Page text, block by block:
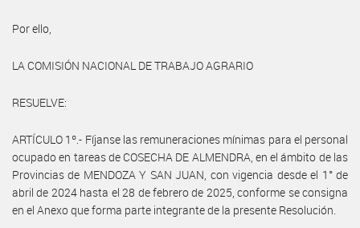
Por ello,
LA COMISIÓN NACIONAL DE TRABAJO AGRARIO
RESUELVE:
ARTÍCULO 1º.- Fíjanse las remuneraciones mínimas para el personal
ocupado en tareas de COSECHA DE ALMENDRA, en el ámbito de las
Provincias de MENDOZA Y SAN JUAN, con vigencia desde el 1° de
abril de 2024 hasta el 28 de febrero de 2025, conforme se consigna
en el Anexo que forma parte integrante de la presente Resolución.